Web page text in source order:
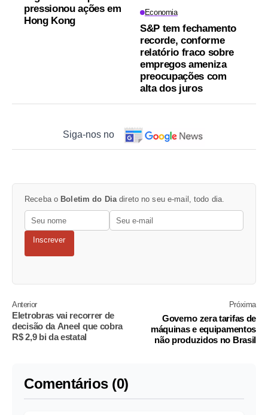
pressionou ações em
Hong Kong
Economia
S&P tem fechamento
recorde, conforme
relatório fraco sobre
empregos ameniza
preocupações com
alta dos juros
Siga-nos no
Receba o Boletim do Dia direto no seu e-mail, todo dia.
Inscrever
Anterior
Eletrobras vai recorrer de
decisão da Aneel que cobra
R$ 2,9 bi da estatal
Próxima
Governo zera tarifas de
máquinas e equipamentos
não produzidos no Brasil
Comentários (0)